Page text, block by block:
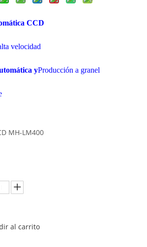
CCD
velocidad
yProducción a granel
MH-LM400
al carrito